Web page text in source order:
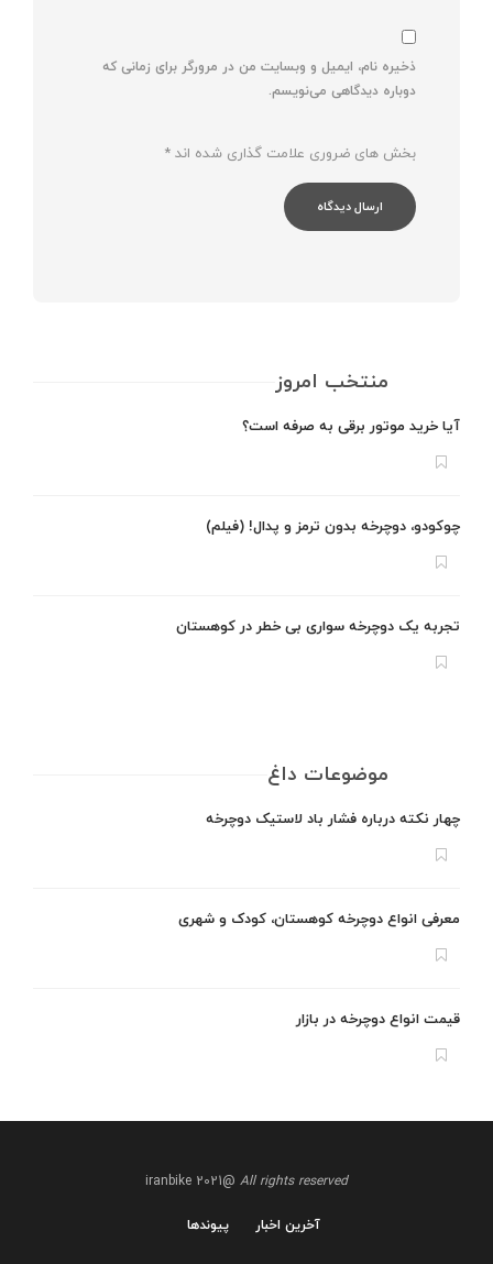
ذخیره نام، ایمیل و وبسایت من در مرورگر برای زمانی که
دوباره دیدگاهی می‌نویسم.
بخش های ضروری علامت گذاری شده اند *
منتخب امروز
آیا خرید موتور برقی به صرفه است؟
چوکودو، دوچرخه بدون ترمز و پدال! (فیلم)
تجربه یک دوچرخه سواری بی خطر در کوهستان
موضوعات داغ
چهار نکته درباره فشار باد لاستیک دوچرخه
معرفی انواع دوچرخه کوهستان، کودک و شهری
قیمت انواع دوچرخه در بازار
All rights reserved
@iranbike 2021
پیوندها آخرین اخبار